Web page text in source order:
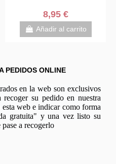
8,95 €
Añadir al carrito
PEDIDOS ONLINE
en la web son exclusivos
su pedido en nuestra
web e indicar como forma
gratuita" y una vez listo su
a recogerlo